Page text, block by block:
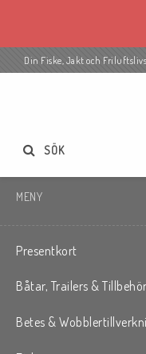
Din Fiske, Jakt och
SÖK
MENY
Presentkort
Båtar, Trailers & Tillbehör
Betes &